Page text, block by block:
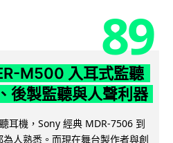
89
M500 入耳式監聽
後製監聽與人聲利器
耳機，Sony 經典 MDR-7506 到
人熟悉。而現在舞台製作者與創